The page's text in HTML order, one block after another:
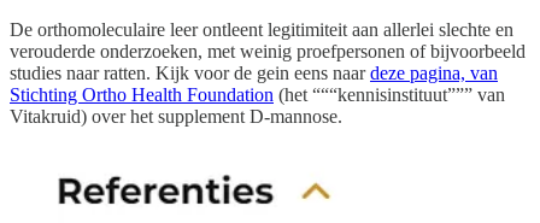
De orthomoleculaire leer ontleent legitimiteit aan allerlei slechte en
verouderde onderzoeken, met weinig proefpersonen of bijvoorbeeld
studies naar ratten. Kijk voor de gein eens naardeze pagina, van
Stichting Ortho Health Foundation (het “““kennisinstituut””” van
Vitakruid) over het supplement D-mannose.